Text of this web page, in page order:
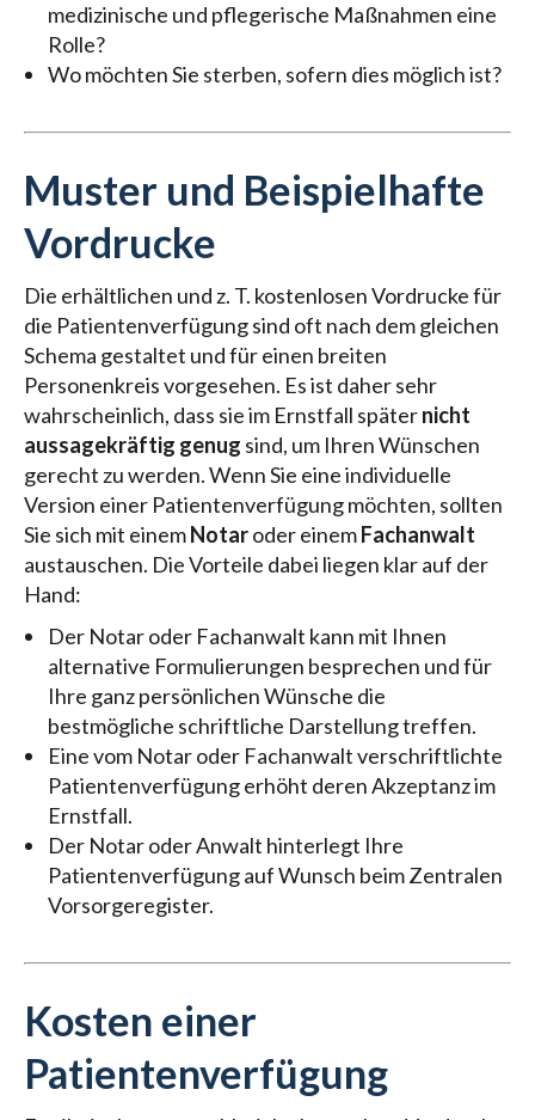
medizinische und pflegerische Maßnahmen eine
Rolle?
Wo möchten Sie sterben, sofern dies möglich ist?
Muster und Beispielhafte
Vordrucke
Die erhältlichen und z. T. kostenlosen Vordrucke für
die Patientenverfügung sind oft nach dem gleichen
Schema gestaltet und für einen breiten
Personenkreis vorgesehen. Es ist daher sehr
wahrscheinlich, dass sie im Ernstfall späternicht
aussagekräftig genug sind, um Ihren Wünschen
gerecht zu werden. Wenn Sie eine individuelle
Version einer Patientenverfügung möchten, sollten
Sie sich mit einemNotaroder einemFachanwalt
austauschen. Die Vorteile dabei liegen klar auf der
Hand:
Der Notar oder Fachanwalt kann mit Ihnen
alternative Formulierungen besprechen und für
Ihre ganz persönlichen Wünsche die
bestmögliche schriftliche Darstellung treffen.
Eine vom Notar oder Fachanwalt verschriftlichte
Patientenverfügung erhöht deren Akzeptanz im
Ernstfall.
Der Notar oder Anwalt hinterlegt Ihre
Patientenverfügung auf Wunsch beim Zentralen
Vorsorgeregister.
Kosten einer
Patientenverfügung